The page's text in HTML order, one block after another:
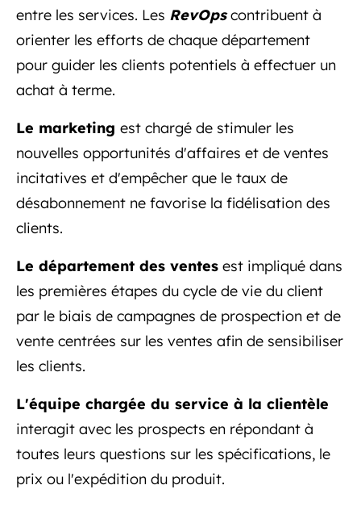
entre les services. Les RevOpscontribuent à
orienter les efforts de chaque département
pour guider les clients potentiels à effectuer un
achat à terme.
Le marketing est chargé de stimuler les
nouvelles opportunités d'affaires et de ventes
incitatives et d'empêcher que le taux de
désabonnement ne favorise la fidélisation des
clients.
Le département des ventes est impliqué dans
les premières étapes du cycle de vie du client
par le biais de campagnes de prospection et de
vente centrées sur les ventes afin de sensibiliser
les clients.
L'équipe chargée du service à la clientèle
interagit avec les prospects en répondant à
toutes leurs questions sur les spécifications, le
prix ou l'expédition du produit.